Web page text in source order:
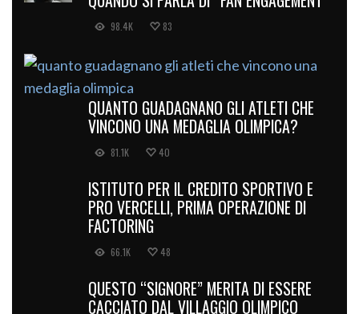
98.4K 83
QUANTO GUADAGNANO GLI ATLETI CHE
VINCONO UNA MEDAGLIA OLIMPICA?
81.1K 40
ISTITUTO PER IL CREDITO SPORTIVO E
PRO VERCELLI, PRIMA OPERAZIONE DI
FACTORING
66.1K 48
QUESTO “SIGNORE” MERITA DI ESSERE
CACCIATO DAL VILLAGGIO OLIMPICO